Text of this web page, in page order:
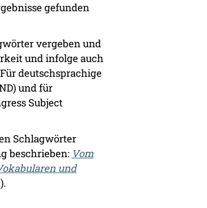
gefunden
vergeben und
und infolge auch
deutschsprachige
und für
Subject
Schlagwörter
beschrieben: Vom
und